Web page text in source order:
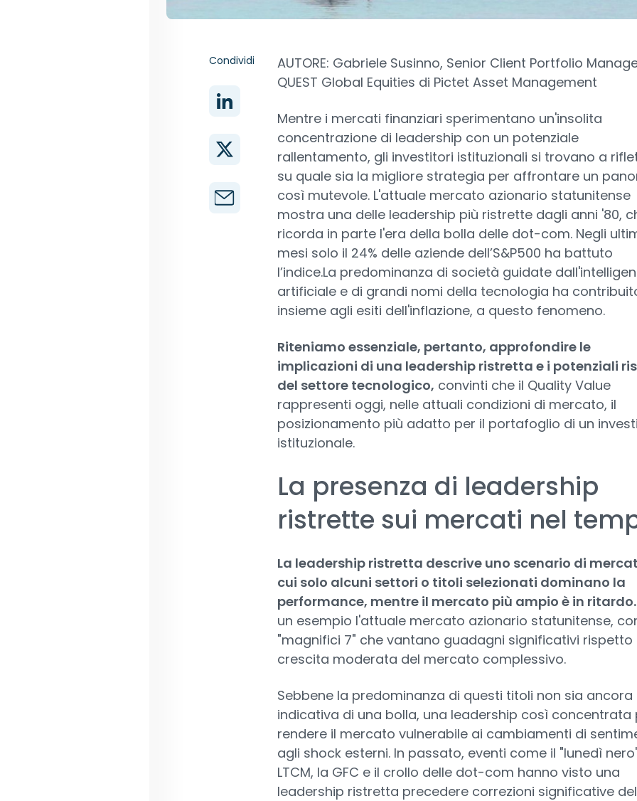
Condividi
AUTORE: Gabriele Susinno, Senior Client Portfolio
QUEST Global Equities di Pictet Asset Management
Mentre i mercati finanziari sperimentano un'insolita
concentrazione di leadership con un potenziale
rallentamento, gli investitori istituzionali si trovano a
su quale sia la migliore strategia per affrontare un
così mutevole. L'attuale mercato azionario statunitense
mostra una delle leadership più ristrette dagli anni '80,
ricorda in parte l'era della bolla delle dot-com. Negli
mesi solo il 24% delle aziende dell’S&P500 ha battuto
l’indice.La predominanza di società guidate
artificiale e di grandi nomi della tecnologia ha
insieme agli esiti dell'inflazione, a questo fenomeno.
Riteniamo essenziale, pertanto, approfondire le
implicazioni di una leadership ristretta e i potenziali
del settore tecnologico, convinti che il Quality Value
rappresenti oggi, nelle attuali condizioni di mercato, il
posizionamento più adatto per il portafoglio di un
istituzionale.
La presenza di leadership
ristrette sui mercati nel
La leadership ristretta descrive uno scenario di
cui solo alcuni settori o titoli selezionati dominano la
performance, mentre il mercato più ampio è in ritardo.
un esempio l'attuale mercato azionario statunitense,
"magnifici 7" che vantano guadagni significativi rispetto
crescita moderata del mercato complessivo.
Sebbene la predominanza di questi titoli non sia ancora
indicativa di una bolla, una leadership così concentrata
rendere il mercato vulnerabile ai cambiamenti di
agli shock esterni. In passato, eventi come il "lunedì
LTCM, la GFC e il crollo delle dot-com hanno visto una
leadership ristretta precedere correzioni significative del